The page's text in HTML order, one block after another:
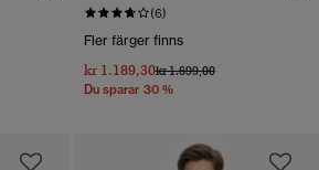
(6)
Fler färger finns
kr 1.189,30Pris reducerat från
kr 1.699,00till
Du sparar 30 %